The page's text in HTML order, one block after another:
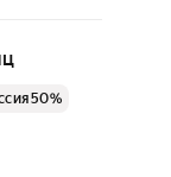
50%